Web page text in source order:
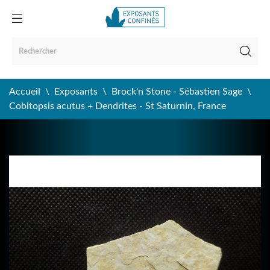
Accueil Exposants
Brock'n Stone - Sébastien Sage
Cobitopsis acutus + Dendrites - St Saturnin, France